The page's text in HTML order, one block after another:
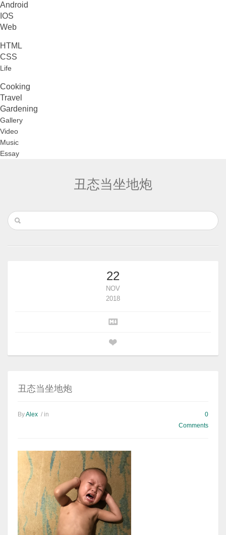
Android
IOS
Web
HTML
CSS
Life
Cooking
Travel
Gardening
Gallery
Video
Music
Essay
丑态当坐地炮
22
NOV
2018
丑态当坐地炮
ByAlex / in
0
Comments